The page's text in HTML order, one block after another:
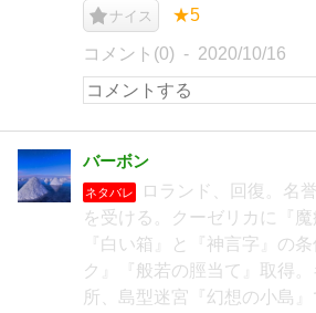
ナイス ★5
コメント(0) 2020/10/16
バーボン
ネタバレ
ロランド、回復。名
を受ける。クーゼリカに『魔
『白い箱』と『神言字』の
ク』『般若の脛当て』取得
所、島型迷宮『幻想の小島